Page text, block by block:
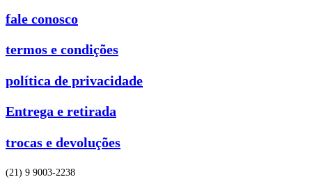
fale conosco
termos e condições
política de privacidade
Entrega e retirada
trocas e devoluções
(21) 9 9003-2238